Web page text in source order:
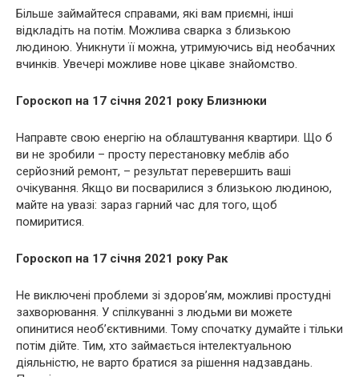
Більше займайтеся справами, які вам приємні, інші
відкладіть на потім. Можлива сварка з близькою
людиною. Уникнути її можна, утримуючись від необачних
вчинків. Увечері можливе нове цікаве знайомство.
Гороскоп на 17 січня 2021 року Близнюки
Направте свою енергію на облаштування квартири. Що б
ви не зробили – просту перестановку меблів або
серйозний ремонт, – результат перевершить ваші
очікування. Якщо ви посварилися з близькою людиною,
майте на увазі: зараз гарний час для того, щоб
помиритися.
Гороскоп на 17 січня 2021 року Рак
Не виключені проблеми зі здоров’ям, можливі простудні
захворювання. У спілкуванні з людьми ви можете
опинитися необ’єктивними. Тому спочатку думайте і тільки
потім дійте. Тим, хто займається інтелектуальною
діяльністю, не варто братися за рішення надзавдань.